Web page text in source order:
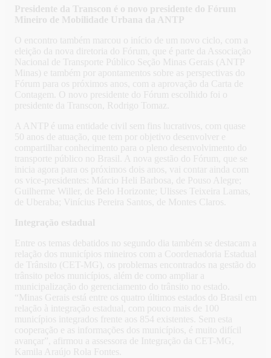
Presidente da Transcon é o novo presidente do
Fórum
Mineiro de Mobilidade Urbana da ANTP
O encontro também marcou o início de um novo ciclo, com a
eleição da nova diretoria do Fórum, que é parte da Associação
Nacional de Transporte Público Seção Minas Gerais (ANTP
Minas) e também por apontamentos sobre as perspectivas do
Fórum para os próximos anos, com a aprovação da Carta de
Contagem. O novo presidente do Fórum escolhido foi o
presidente da Transcon, Rodrigo Tomaz.
A ANTP é uma entidade civil sem fins lucrativos, com quase
50 anos de atuação, que tem por objetivo desenvolver e
compartilhar conhecimento para o pleno desenvolvimento do
transporte público no Brasil. A nova gestão do Fórum, que se
inicia agora para os próximos dois anos, vai contar ainda com
os vice-presidentes: Márcio Heli Barbosa, de Pouso Alegre;
Guilherme Willer, de Belo Horizonte; Ulisses Teixeira Lamas,
de Uberaba; Vinícius Pereira Santos, de Montes Claros.
Integração estadual
Entre os temas debatidos no segundo dia também se destacam a
relação dos municípios mineiros com a Coordenadoria Estadual
de Trânsito (CET-MG), os problemas encontrados na gestão do
trânsito pelos municípios, além de como ampliar a
municipalização do gerenciamento do trânsito no estado.
“Minas Gerais está entre os quatro últimos estados do Brasil em
relação à integração estadual, com pouco mais de 100
municípios integrados frente aos 854 existentes. Sem esta
cooperação e as informações dos municípios, é muito difícil
avançar”, afirmou a assessora de Integração da CET-MG,
Kamila Araújo Rola Fontes.